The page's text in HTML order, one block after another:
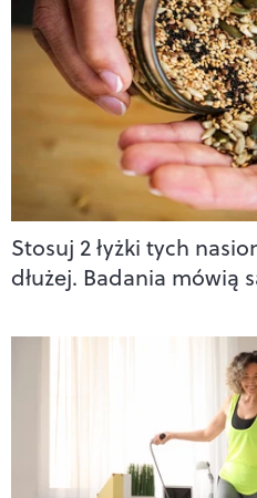
Stosuj 2 łyżki tych
dłużej. Badania mówią